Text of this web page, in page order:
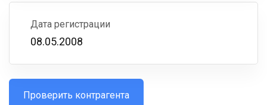
Дата регистрации
08.05.2008
Проверить контрагента